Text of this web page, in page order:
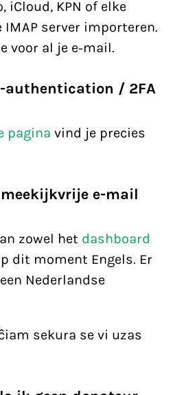
iCloud, KPN of elke
server importeren.
voor al je e-mail.
/ 2FA
pagina vind je precies
e-mail
zowel het dashboard
dit moment Engels. Er
Nederlandse
sekura se vi uzas